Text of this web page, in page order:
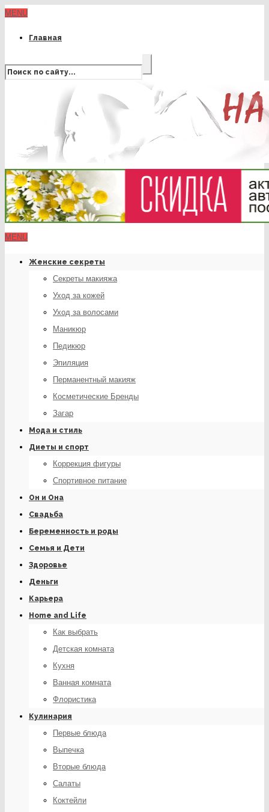
MENU
Главная
MENU
Женские секреты
Секреты макияжа
Уход за кожей
Уход за волосами
Маникюр
Педикюр
Эпиляция
Перманентный макияж
Косметические Бренды
Загар
Мода и стиль
Диеты и спорт
Коррекция фигуры
Спортивное питание
Он и Она
Свадьба
Беременность и роды
Семья и Дети
Здоровье
Деньги
Карьера
Home and Life
Как выбрать
Детская комната
Кухня
Ванная комната
Флористика
Кулинария
Первые блюда
Выпечка
Вторые блюда
Салаты
Коктейли